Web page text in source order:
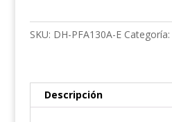
cantidad
SKU: DH-PFA130A-E Categoría:
Descripción